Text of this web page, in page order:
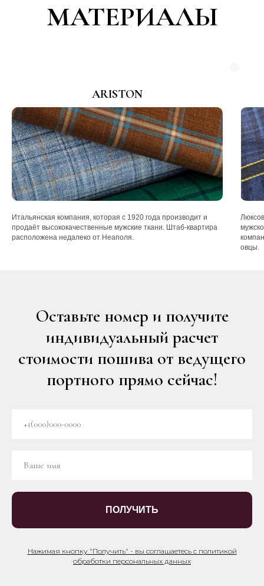
МАТЕРИАЛЫ
ARISTON
Итальянская компания, которая с 1920 года производит и
продаёт высококачественные мужские ткани. Штаб-квартира
расположена недалеко от Неаполя.
овцы.
Оставьте номер и получите
индивидуальный расчет
стоимости пошива от ведущего
портного прямо сейчас!
ПОЛУЧИТЬ
Нажимая кнопку "Получить" - вы соглашаетесь с политикой
обработки персональных данных